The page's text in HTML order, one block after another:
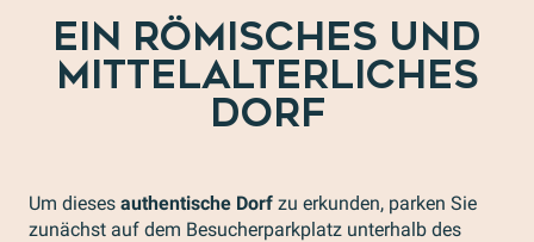
EIN RÖMISCHES UND
MITTELALTERLICHES
DORF
Um dieses authentische Dorf zu erkunden, parken Sie
zunächst auf dem Besucherparkplatz unterhalb des